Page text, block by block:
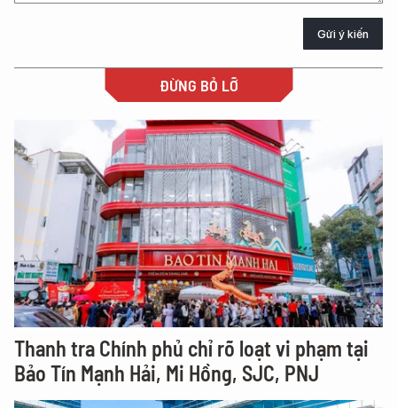
Gửi ý kiến
ĐỪNG BỎ LỠ
Thanh tra Chính phủ chỉ rõ loạt vi phạm tại
Bảo Tín Mạnh Hải, Mi Hồng, SJC, PNJ